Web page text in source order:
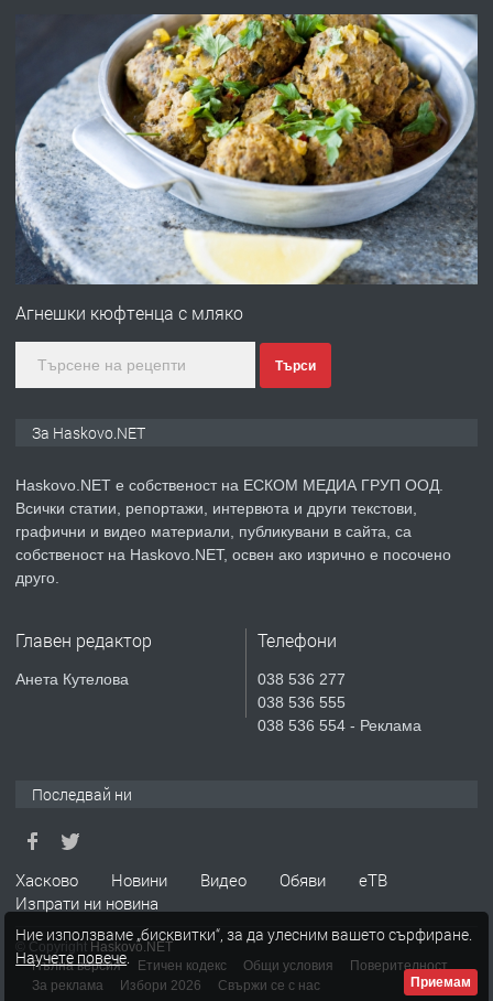
АПАРТАМЕНТ В ЦЕНТЪРА НА ГР.
ХАСКОВО
преди 4 дни
ПРЕДЛАГА Давам гараж под наем
преди 4 дни
ПРЕДЛАГА
№4120 Магазин/Офис под наем в кв.
Любен Каравелов, Хасково-близо до
градската градина!
преди 5 дни
ПРЕДЛАГА
Продавам парцел в гр. Хасково кв.
СГЛОБЯВАНЕ НА МЕБЕЛИ.
ПРЕДЛАГА
апартамент под наем в кв.
Училищни, гр. Хасково.
преди 6 дни
Агнешки кюфтенца с мляко
Търси
За Haskovo.NET
Haskovo.NET е собственост на ЕСКОМ МЕДИА ГРУП ООД.
Всички статии, репортажи, интервюта и други текстови,
графични и видео материали, публикувани в сайта, са
собственост на Haskovo.NET, освен ако изрично е посочено
друго.
Главен редактор
Анета Кутелова
Телефони
038 536 277
038 536 555
038 536 554 - Реклама
Последвай ни
Хасково Новини Видео Обяви
еТВ
Изпрати ни новина
© Copyright Haskovo.NET
Пълна версия
Етичен кодекс Общи условия
Поверителност
За реклама
Избори 2026 Свържи се с нас
Ние използваме „бисквитки“, за да улесним вашето сърфиране.
Научете повече.
Приемам